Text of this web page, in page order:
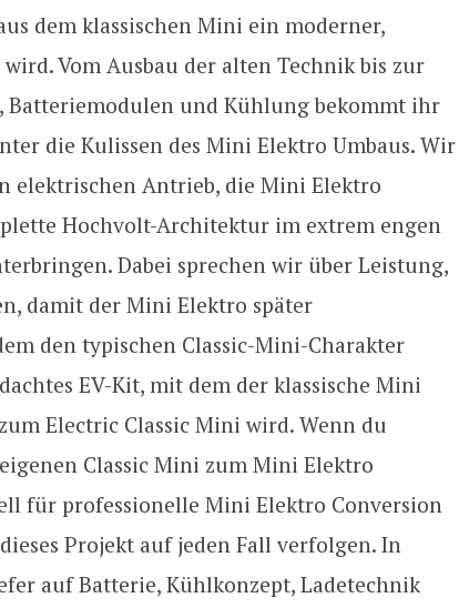
dem klassischen Mini ein moderner,
Vom Ausbau der alten Technik bis zur
Batteriemodulen und Kühlung bekommt ihr
die Kulissen des Mini Elektro Umbaus. Wir
elektrischen Antrieb, die Mini Elektro
Hochvolt-Architektur im extrem engen
Dabei sprechen wir über Leistung,
damit der Mini Elektro später
den typischen Classic-Mini-Charakter
EV-Kit, mit dem der klassische Mini
Electric Classic Mini wird. Wenn du
Classic Mini zum Mini Elektro
für professionelle Mini Elektro Conversion
Projekt auf jeden Fall verfolgen. In
auf Batterie, Kühlkonzept, Ladetechnik